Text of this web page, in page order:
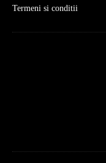
Termeni si conditii